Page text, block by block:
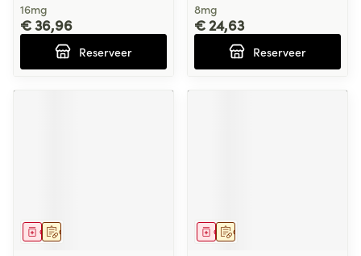
16mg
€ 36,96
Reserveer
8mg
€ 24,63
Reserveer
Op voorschrift
Geneesmiddel Op voorschrift
Geneesmiddel